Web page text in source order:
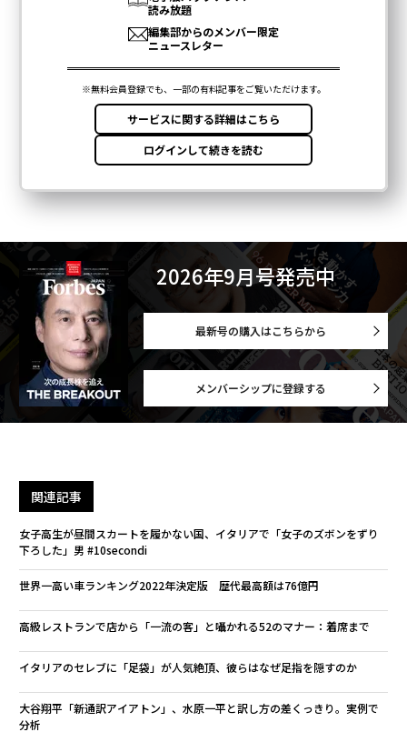
2026年9月号発売中
最新号の購入はこちらから
メンバーシップに登録する
関連記事
女子高生が昼間スカートを履かない国、イタリアで「女子のズボンをずり
下ろした」男 #10secondi
世界一高い車ランキング2022年決定版 歴代最高額は76億円
高級レストランで店から「一流の客」と囁かれる52のマナー：着席まで
イタリアのセレブに「足袋」が人気絶頂、彼らはなぜ足指を隠すのか
大谷翔平「新通訳アイアトン」、水原一平と訳し方の差くっきり。実例で
分析